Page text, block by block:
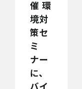
催 環
境対
策セ
ミ
ナー
に、
バイ